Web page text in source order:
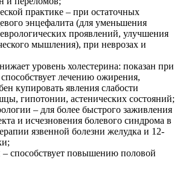
практике – при остаточных
энцефалита (для уменьшения
проявлений, улучшения
мышления), при неврозах и
уровень холестерина: показан при
способствует лечению ожирения,
купировать явления слабости
гипотонии, астенических состояний;
– для более быстрого заживления
и исчезновения болевого синдрома в
язвенной болезни желудка и 12-
– способствует повышению половой